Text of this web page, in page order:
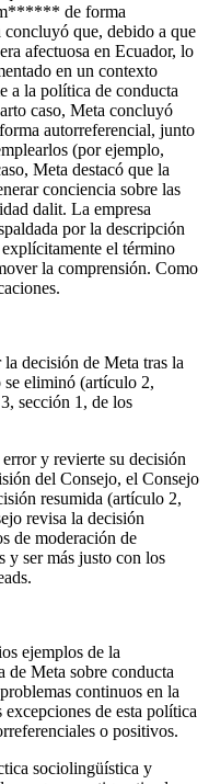
m****** de forma
que, debido a que
afectuosa en Ecuador, lo
en un contexto
a la política de conducta
caso, Meta concluyó
autorreferencial, junto
(por ejemplo,
Meta destacó que la
conciencia sobre las
dalit. La empresa
por la descripción
el término
la comprensión. Como
decisión de Meta tras la
eliminó (artículo 2,
sección 1, de los
y revierte su decisión
del Consejo, el Consejo
resumida (artículo 2,
revisa la decisión
de moderación de
y ser más justo con los
ejemplos de la
de Meta sobre conducta
continuos en la
de esta política
o positivos.
sociolingüística y